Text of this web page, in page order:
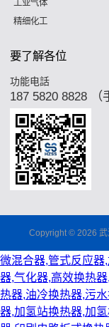
工业气体
精细化工
要了解各位
功能电話
187 5820 8828 （
Copyright © 2026 武
微混合器,管式反应器
器,气化器,高效换热
热器,油冷换热器,污
器,加氢站换热器,加